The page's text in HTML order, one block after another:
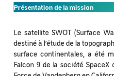
Présentation de la mission
Le satellite SWOT (Surface
destiné à l’étude de la
surface continentales, a été
Falcon 9 de la société SpaceX